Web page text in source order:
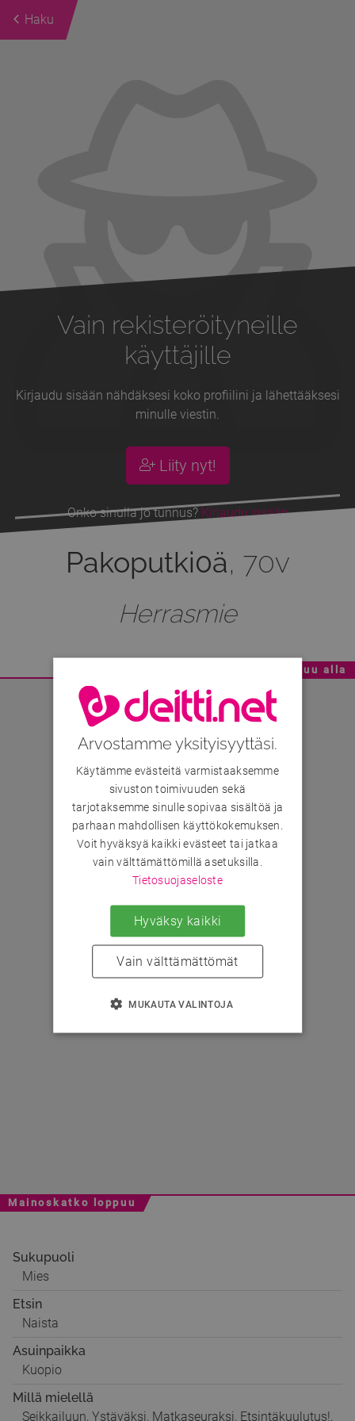
Haku
Vain rekisteröityneille
käyttäjille
Kirjaudu sisään nähdäksesi koko profiilini ja lähettääksesi
minulle viestin.
Liity nyt!
Onko sinulla jo tunnus? Kirjaudu sisään
Pakoputki0ä, 70v
Herrasmie
Mainoskatko - Sisältö jatkuu alla
Mainoskatko loppuu
Sukupuoli
Mies
Etsin
Naista
Asuinpaikka
Kuopio
Millä mielellä
Seikkailuun, Ystäväksi, Matkaseuraksi, Etsintäkuulutus!,
Arvostamme yksityisyyttäsi.
Käytämme evästeitä varmistaaksemme
sivuston toimivuuden sekä
tarjotaksemme sinulle sopivaa sisältöä ja
parhaan mahdollisen käyttökokemuksen.
Voit hyväksyä kaikki evästeet tai jatkaa
vain välttämättömillä asetuksilla.
Tietosuojaseloste
Hyväksy kaikki
Vain välttämättömät
MUKAUTA VALINTOJA